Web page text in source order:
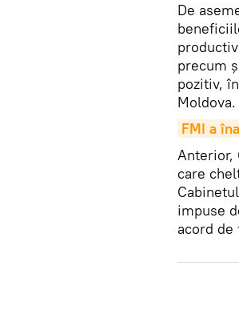
De
precum
pozitiv,
Moldova.
FMI a
Anterior,
care
impuse
acord de